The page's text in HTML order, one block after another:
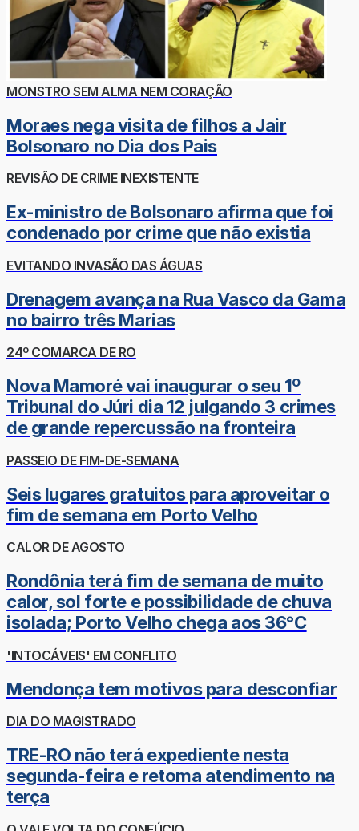
MONSTRO SEM ALMA NEM CORAÇÃO
Moraes nega visita de filhos a Jair
Bolsonaro no Dia dos Pais
REVISÃO DE CRIME INEXISTENTE
Ex-ministro de Bolsonaro afirma que foi
condenado por crime que não existia
EVITANDO INVASÃO DAS ÁGUAS
Drenagem avança na Rua Vasco da Gama
no bairro três Marias
24º COMARCA DE RO
Nova Mamoré vai inaugurar o seu 1º
Tribunal do Júri dia 12 julgando 3 crimes
de grande repercussão na fronteira
PASSEIO DE FIM-DE-SEMANA
Seis lugares gratuitos para aproveitar o
fim de semana em Porto Velho
CALOR DE AGOSTO
Rondônia terá fim de semana de muito
calor, sol forte e possibilidade de chuva
isolada; Porto Velho chega aos 36°C
'INTOCÁVEIS' EM CONFLITO
Mendonça tem motivos para desconfiar
DIA DO MAGISTRADO
TRE-RO não terá expediente nesta
segunda-feira e retoma atendimento na
terça